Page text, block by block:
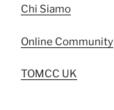
Chi Siamo
Online Community
TOMCC UK